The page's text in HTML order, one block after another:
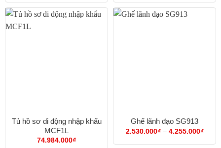
từ
990.000₫
đến
Tủ hồ sơ di động nhập khẩu
MCF1L
74.984.000₫
Ghế lãnh đạo SG913
2.530.000₫ – 4.255.000₫
từ